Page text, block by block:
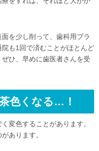
を少し削って、歯科用プラ
も1回で済むことがほとんど
ひ、早めに歯医者さんを受
色くなる…！
変色することがあります。
あります。